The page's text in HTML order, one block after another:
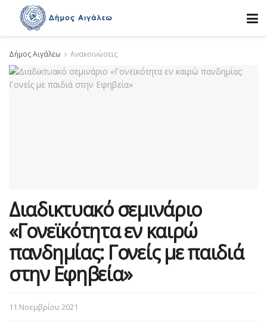
Δήμος Αιγάλεω Ανακοινώσεις
Διαδικτυακό σεμινάριο
«Γονεϊκότητα εν καιρώ
πανδημίας: Γονείς με παιδιά
στην Εφηβεία»
11 Νοεμβρίου 2021